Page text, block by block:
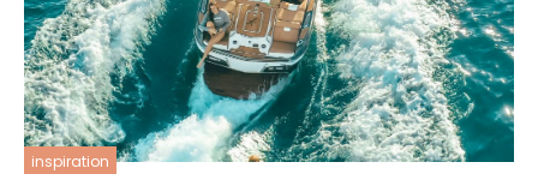
inspiration